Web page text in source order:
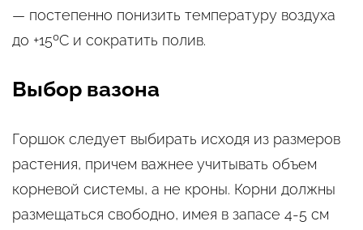
— постепенно понизить температуру воздуха
до +15ºС и сократить полив.
Выбор вазона
Горшок следует выбирать исходя из размеров
растения, причем важнее учитывать объем
корневой системы, а не кроны. Корни должны
размещаться свободно, имея в запасе 4-5 см